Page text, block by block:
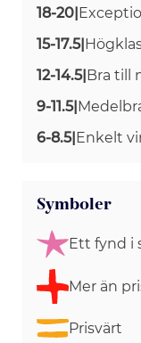
18-20|
15-17.5|
12-14.5|Bra till
9-11.5|
6-8.5|Enkelt
Symboler
Ett fynd i
Mer än
Prisvärt